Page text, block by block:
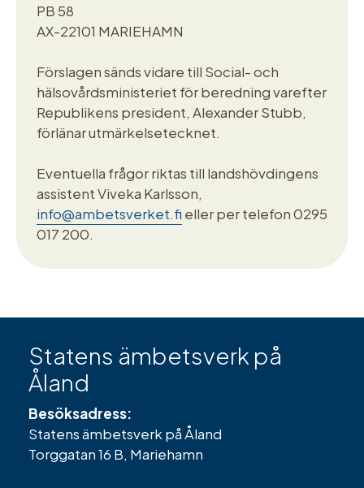
PB 58
AX-22101 MARIEHAMN
Förslagen sänds vidare till Social- och
hälsovårdsministeriet för beredning varefter
Republikens president, Alexander Stubb,
förlänar utmärkelsetecknet.
Eventuella frågor riktas till landshövdingens
assistent Viveka Karlsson,
info@ambetsverket.fi eller per telefon 0295
017 200.
Statens ämbetsverk på
Åland
Besöksadress:
Statens ämbetsverk på Åland
Torggatan 16 B, Mariehamn